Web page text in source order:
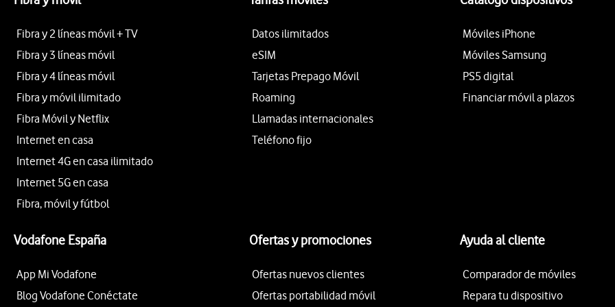
Fibra y 2 líneas móvil + TV
Fibra y 3 líneas móvil
Fibra y 4 líneas móvil
Fibra y móvil ilimitado
Fibra Móvil y Netflix
Internet en casa
Internet 4G en casa ilimitado
Internet 5G en casa
Fibra, móvil y fútbol
Datos ilimitados
eSIM
Tarjetas Prepago Móvil
Roaming
Llamadas internacionales
Teléfono fijo
Móviles iPhone
Móviles Samsung
PS5 digital
Financiar móvil a plazos
Vodafone España
App Mi Vodafone
Blog Vodafone Conéctate
Ofertas y promociones
Ofertas nuevos clientes
Ofertas portabilidad móvil
Ayuda al cliente
Comparador de móviles
Repara tu dispositivo